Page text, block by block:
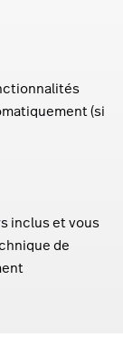
(si
inclus et vous
de